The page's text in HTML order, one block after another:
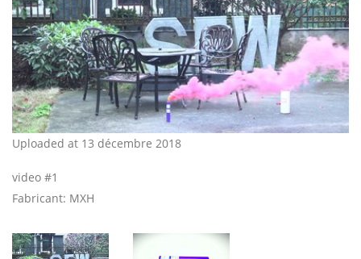
Video
Uploaded at 13 décembre 2018
video #1
Fabricant: MXH